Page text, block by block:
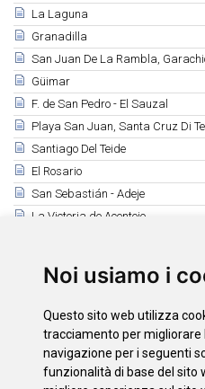
Noi usiamo i
Questo sito web utilizza
tracciamento per migliorare
navigazione per i seguenti
funzionalità di base del sito
La Laguna
Granadilla
San Juan De La Rambla,
Güimar
F. de San Pedro - El Sauzal
Playa San Juan, Santa Cruz Di
Santiago Del Teide
El Rosario
San Sebastián - Adeje
La Victoria de Acentejo
Ntra Sra de Los Remedios -
Fiestas de Adeje y Santa Úrsula
Buenavista del Norte
La Matanza E Taganana